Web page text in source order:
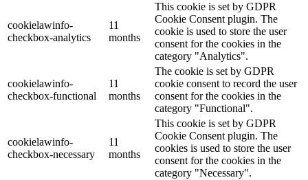
cookielawinfo-
checkbox-analytics
11
months
This cookie is set by GDPR
Cookie Consent plugin. The
cookie is used to store the user
consent for the cookies in the
category "Analytics".
cookielawinfo-
checkbox-functional
11
months
The cookie is set by GDPR
cookie consent to record the user
consent for the cookies in the
category "Functional".
cookielawinfo-
checkbox-necessary
11
months
This cookie is set by GDPR
Cookie Consent plugin. The
cookies is used to store the user
consent for the cookies in the
category "Necessary".